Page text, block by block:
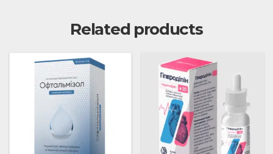
Related products